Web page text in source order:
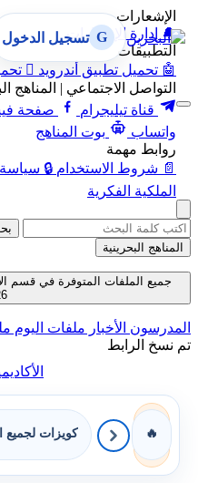
الإشعارات
🔔
إدارة الإشعارات
التطبيقات
🤖 تحميل تطبيق أندرويد 
التواصل الاجتماعي | المناهج
قناة تيليجرام
صفحة
واتساب
بوت المناهج
روابط مهمة
📄 شروط الاستخدام 🔒
الملكية الفكرية
G تسجيل الدخول
المناهج البحرينية
المدرسون الأخبار ملفات اليوم
تم نسخ الرابط
🔥 كويزات لجميع